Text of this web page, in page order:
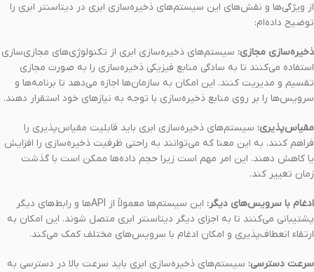
از ویژگی‌ها و نقش‌های این سیستم‌های ذخیره‌سازی ابری در دیتاسنتر ابری را
توضیح داده‌ام:
ذخیره‌سازی مجازی: سیستم‌های ذخیره‌سازی ابری از تکنولوژی‌های مجازی‌سازی
استفاده می‌کنند تا به سادگی منابع فیزیکی ذخیره‌سازی را به صورت مجازی
تقسیم و مدیریت کنند. این امکان به سازمان‌ها اجازه می‌دهد تا برنامه‌ها و
سرویس‌ها را بر روی منابع ذخیره‌سازی با توجه به نیازهای خود استقرار دهند.
مقیاس‌پذیری: سیستم‌های ذخیره‌سازی ابری باید قابلیت مقیاس‌پذیری را
فراهم کنند، به این معنا که می‌توانند به راحتی ظرفیت ذخیره‌سازی را افزایش
یا کاهش دهند. این امر مهم است زیرا حجم داده‌ها ممکن است با گذشت
زمان تغییر کند.
ادغام با سرویس‌های دیگر:
این سیستم‌ها معمولاً از APIها و رابط‌های دیگر
پشتیبانی می‌کنند تا به اجزای دیگر دیتاسنتر ابری متصل شوند. این امکان به
ارتقاء انعطاف‌پذیری و امکان ادغام با سرویس‌های مختلف کمک می‌کند.
سرعت دسترسی: سیستم‌های ذخیره‌سازی ابری باید سرعت بالا در دسترسی به